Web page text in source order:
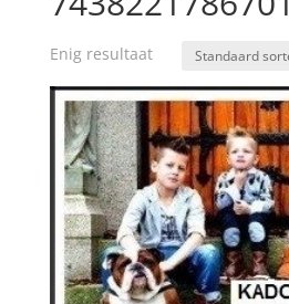
Enig resultaat